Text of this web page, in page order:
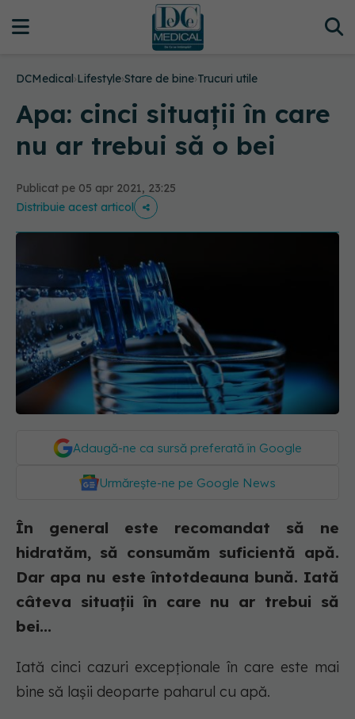
DCMedical›Lifestyle›Stare de bine›Trucuri utile
Apa: cinci situații în care
nu ar trebui să o bei
Publicat pe 05 apr 2021, 23:25
Distribuie acest articol
Adaugă-ne ca sursă preferată în Google
Urmărește-ne pe Google News
În general este recomandat să ne
hidratăm, să consumăm suficientă apă.
Dar apa nu este întotdeauna bună. Iată
câteva situații în care nu ar trebui să
bei...
Iată cinci cazuri excepționale în care este mai
bine să lașii deoparte paharul cu apă.